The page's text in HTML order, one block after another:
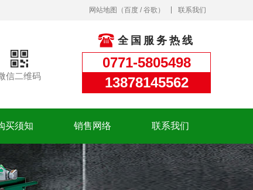
网站地图 （百度 /谷歌 ） 联系我们
全国服务热线
0771-5805498
13878145562
信二维码
买须知 销售网络 联系我们